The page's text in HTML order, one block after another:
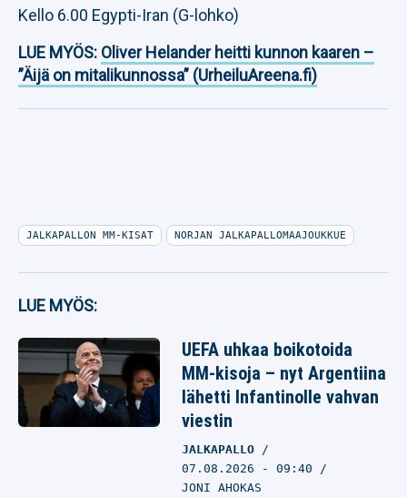
Kello 6.00 Egypti-Iran (G-lohko)
LUE MYÖS: Oliver Helander heitti kunnon kaaren –
”Äijä on mitalikunnossa” (UrheiluAreena.fi)
JALKAPALLON MM-KISAT NORJAN JALKAPALLOMAAJOUKKUE
LUE MYÖS:
UEFA uhkaa boikotoida
MM-kisoja – nyt Argentiina
lähetti Infantinolle vahvan
viestin
JALKAPALLO
07.08.2026 - 09:40
JONI AHOKAS